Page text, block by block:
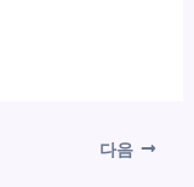
다음